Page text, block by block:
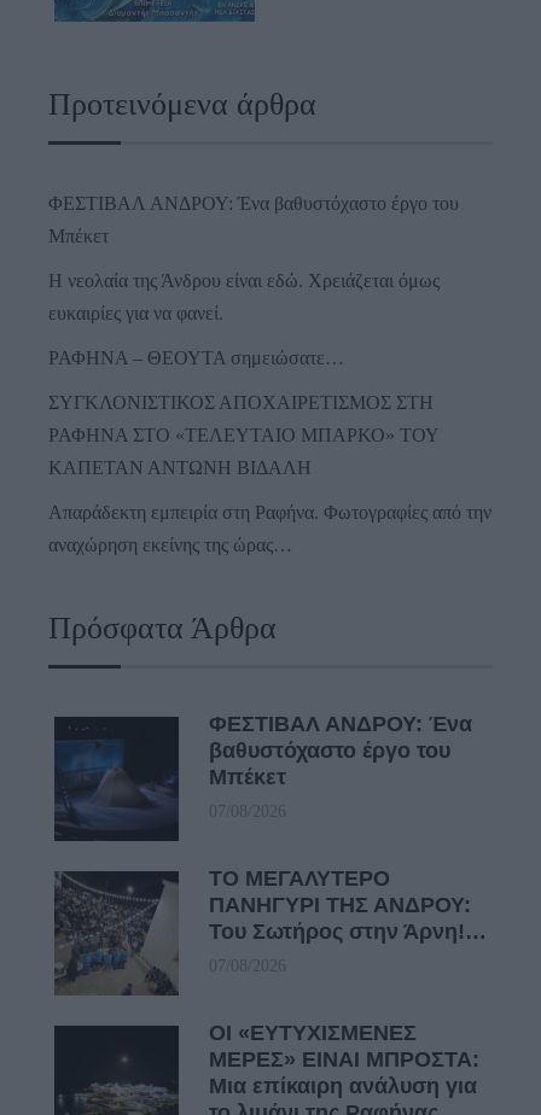
Προτεινόμενα άρθρα
ΦΕΣΤΙΒΑΛ ΑΝΔΡΟΥ: Ένα βαθυστόχαστο έργο του
Μπέκετ
Η νεολαία της Άνδρου είναι εδώ. Χρειάζεται όμως
ευκαιρίες για να φανεί.
ΡΑΦΗΝΑ – ΘΕΟΥΤΑ σημειώσατε…
ΣΥΓΚΛΟΝΙΣΤΙΚΟΣ ΑΠΟΧΑΙΡΕΤΙΣΜΟΣ ΣΤΗ
ΡΑΦΗΝΑ ΣΤΟ «ΤΕΛΕΥΤΑΙΟ ΜΠΑΡΚΟ» ΤΟΥ
ΚΑΠΕΤΑΝ ΑΝΤΩΝΗ ΒΙΔΑΛΗ
Απαράδεκτη εμπειρία στη Ραφήνα. Φωτογραφίες από την
αναχώρηση εκείνης της ώρας…
Πρόσφατα Άρθρα
ΦΕΣΤΙΒΑΛ ΑΝΔΡΟΥ: Ένα
βαθυστόχαστο έργο του
Μπέκετ
07/08/2026
ΤΟ ΜΕΓΑΛΥΤΕΡΟ
ΠΑΝΗΓΥΡΙ ΤΗΣ ΑΝΔΡΟΥ:
Του Σωτήρος στην Άρνη!…
07/08/2026
ΟΙ «ΕΥΤΥΧΙΣΜΕΝΕΣ
ΜΕΡΕΣ» ΕΙΝΑΙ ΜΠΡΟΣΤΑ:
Μια επίκαιρη ανάλυση για